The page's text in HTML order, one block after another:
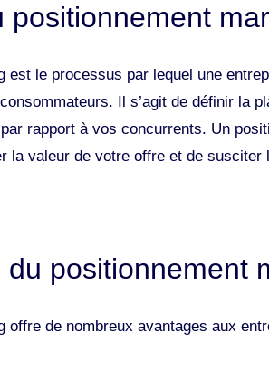
positionnement
est le processus par lequel une
Il s’agit de définir la
rapport à vos concurrents. Un
la valeur de votre offre et de susciter
positionnement
offre de nombreux avantages aux